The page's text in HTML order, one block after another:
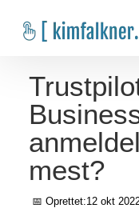
mest?
📅 Oprettet:12 okt